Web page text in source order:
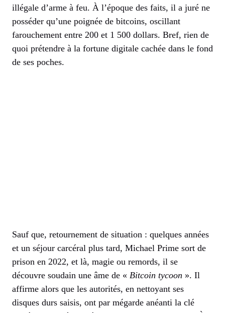
illégale d’arme à feu. À l’époque des faits, il a juré ne
posséder qu’une poignée de bitcoins, oscillant
farouchement entre 200 et 1 500 dollars. Bref, rien de
quoi prétendre à la fortune digitale cachée dans le fond
de ses poches.
Sauf que, retournement de situation : quelques années
et un séjour carcéral plus tard, Michael Prime sort de
prison en 2022, et là, magie ou remords, il se
découvre soudain une âme de « Bitcoin tycoon ». Il
affirme alors que les autorités, en nettoyant ses
disques durs saisis, ont par mégarde anéanti la clé